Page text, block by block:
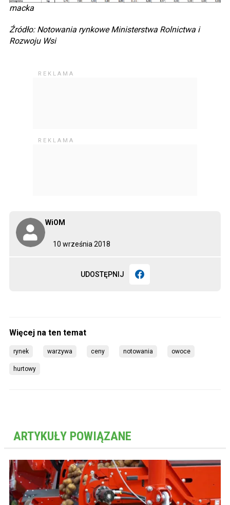
10 września 2018
WiOM
UDOSTĘPNIJ
macka
Źródło: Notowania rynkowe Ministerstwa Rolnictwa i
Rozwoju Wsi
rynek warzywa ceny notowania owoce
hurtowy
ARTYKUŁY POWIĄZANE